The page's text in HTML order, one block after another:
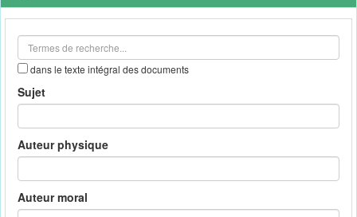
outils
dans le texte intégral des documents
Sujet
Auteur physique
Auteur moral